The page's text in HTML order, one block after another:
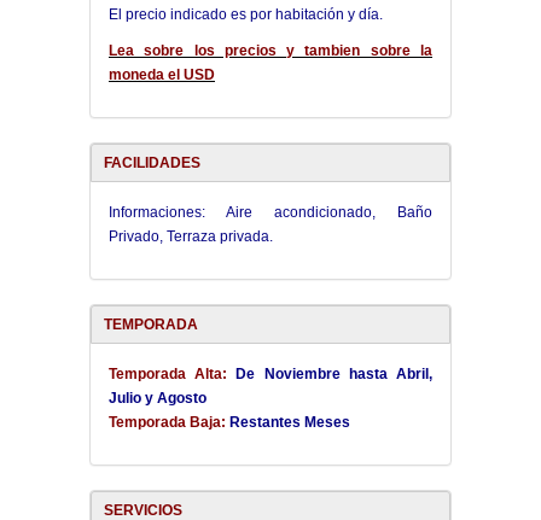
El precio indicado es por habitación y día.
Lea sobre los precios y tambien sobre la
moneda el USD
FACILIDADES
Informaciones: Aire acondicionado, Baño
Privado, Terraza privada.
TEMPORADA
Temporada Alta:
De Noviembre hasta Abril,
Julio y Agosto
Temporada Baja: Restantes Meses
SERVICIOS